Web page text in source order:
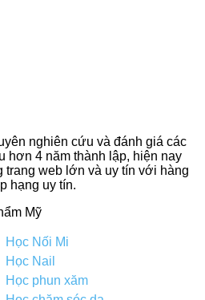
nghiên cứu và đánh giá các
hơn 4 năm thành lập, hiện nay
trang web lớn và uy tín với hàng
hạng uy tín.
Mỹ
Học Nối Mi
Học Nail
Học phun xăm